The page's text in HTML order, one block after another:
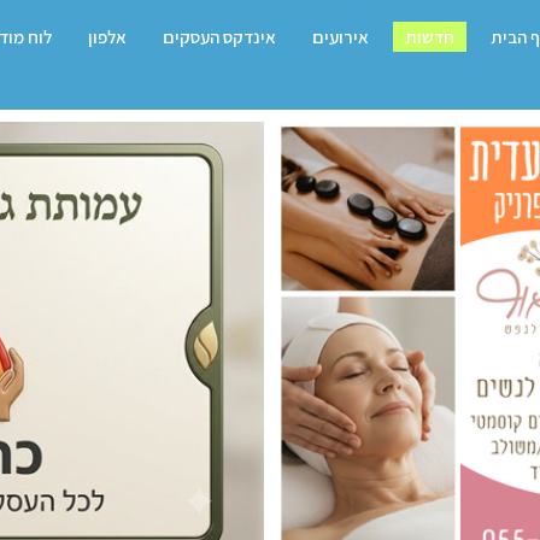
הבית חדשות אירועים אינדקס העסקים אלפון לוח